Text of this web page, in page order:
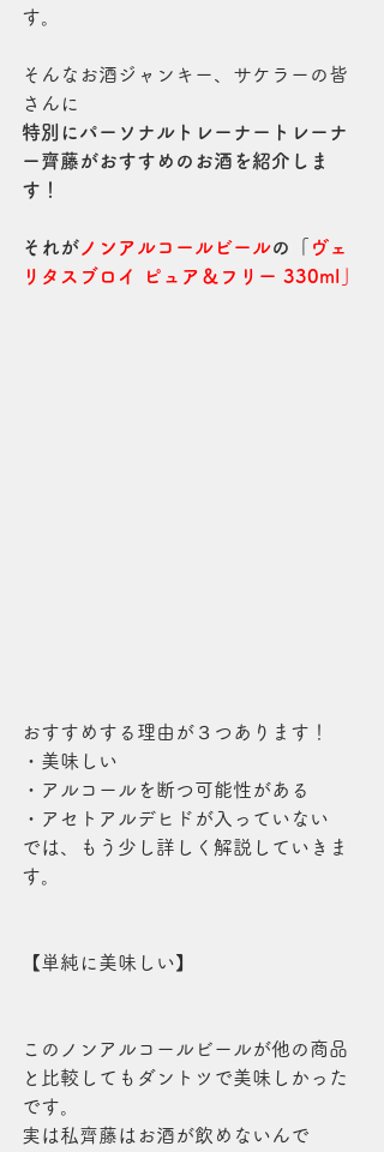
す。
そんなお酒ジャンキー、サケラーの皆
さんに
特別にパーソナルトレーナートレーナ
ー齊藤がおすすめのお酒を紹介しま
す！
それが ノンアルコールビールの「
ヴェ
リタスブロイ ピュア＆フリー 330ml」
おすすめする理由が３つあります！
・美味しい
・アルコールを断つ可能性がある
・アセトアルデヒドが入っていない
では、もう少し詳しく解説していきま
す。
【単純に美味しい】
このノンアルコールビールが他の商品
と比較してもダントツで美味しかった
です。
実は私齊藤はお酒が飲めないんで